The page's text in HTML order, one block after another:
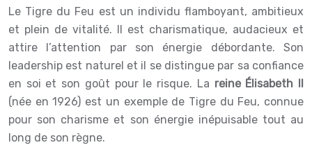
Le Tigre du Feu est un individu flamboyant, ambitieux
et plein de vitalité. Il est charismatique, audacieux et
attire l’attention par son énergie débordante. Son
leadership est naturel et il se distingue par sa confiance
en soi et son goût pour le risque. La reine Élisabeth II
(née en 1926) est un exemple de Tigre du Feu, connue
pour son charisme et son énergie inépuisable tout au
long de son règne.